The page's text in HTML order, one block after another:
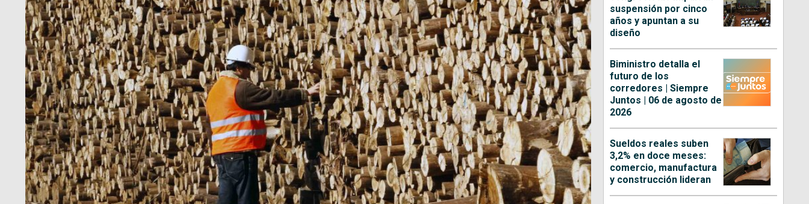
suspensión por cinco
años y apuntan a su
diseño
Biministro detalla el
futuro de los
corredores | Siempre
Juntos | 06 de agosto de
2026
Sueldos reales suben
3,2% en doce meses:
comercio, manufactura
y construcción lideran